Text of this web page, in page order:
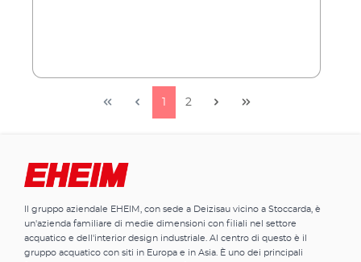
1 2
Il gruppo aziendale EHEIM, con sede a Deizisau vicino a Stoccarda, è
un'azienda familiare di medie dimensioni con filiali nel settore
acquatico e dell'interior design industriale. Al centro di questo è il
gruppo acquatico con siti in Europa e in Asia. È uno dei principali